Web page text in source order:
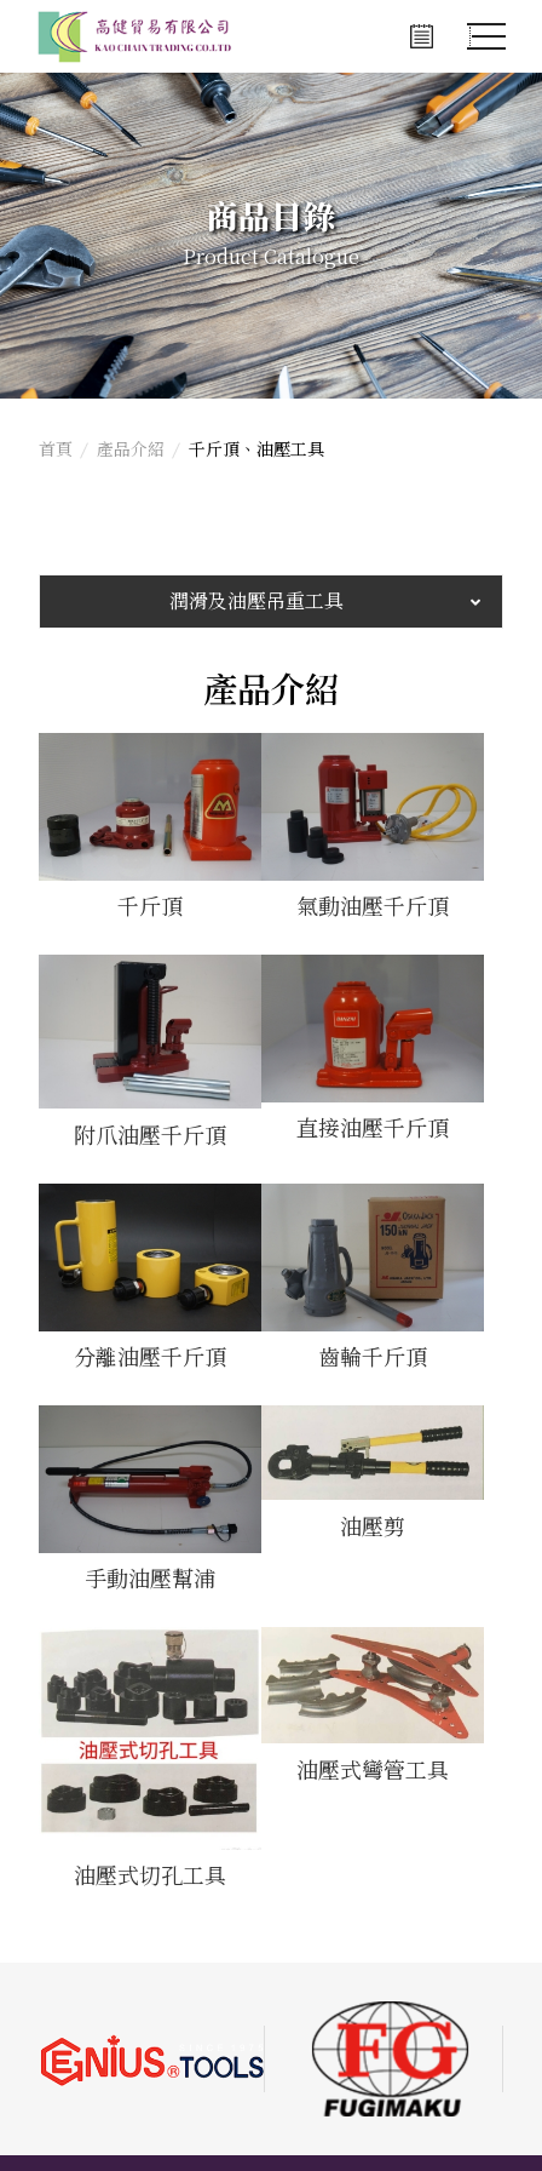
商品目錄
Product Catalogue
首頁 產品介紹 千斤頂、油壓工具
潤滑及油壓吊重工具
產品介紹
千斤頂 氣動油壓千斤頂
附爪油壓千斤頂 直接油壓千斤頂
分離油壓千斤頂 齒輪千斤頂
手動油壓幫浦
油壓剪
油壓式切孔工具
油壓式彎管工具